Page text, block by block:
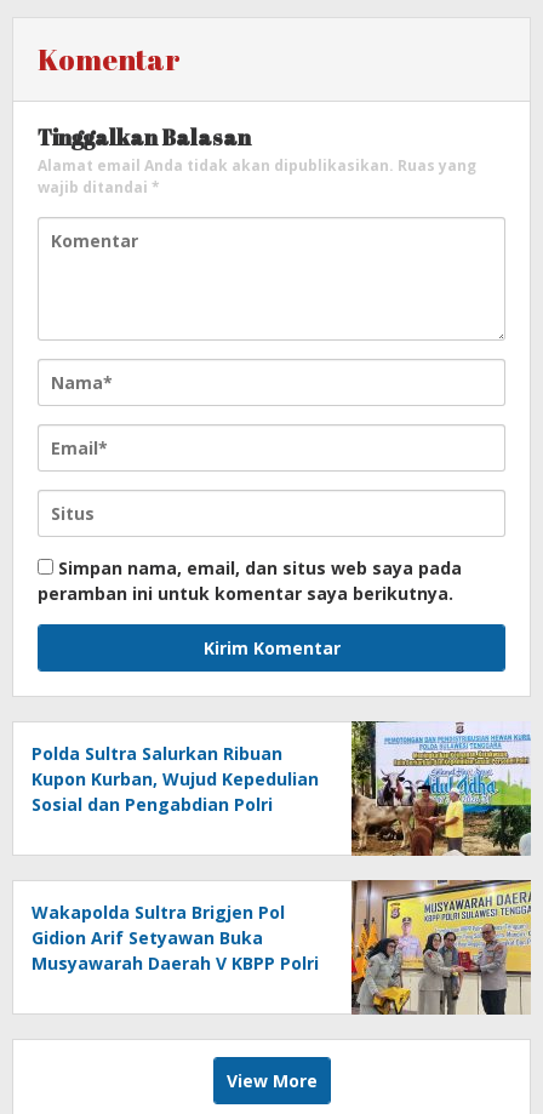
Komentar
Tinggalkan Balasan
Alamat email Anda tidak akan dipublikasikan. Ruas yang
wajib ditandai *
Simpan nama, email, dan situs web saya pada
peramban ini untuk komentar saya berikutnya.
Polda Sultra Salurkan Ribuan
Kupon Kurban, Wujud Kepedulian
Sosial dan Pengabdian Polri
Wakapolda Sultra Brigjen Pol
Gidion Arif Setyawan Buka
Musyawarah Daerah V KBPP Polri
View More